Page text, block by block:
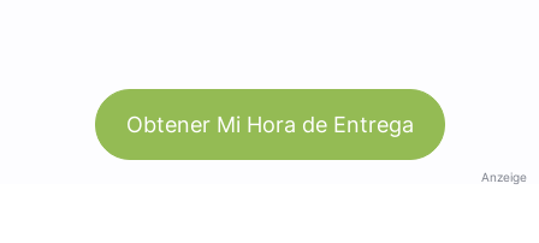
Obtener Mi Hora de Entrega
Anzeige